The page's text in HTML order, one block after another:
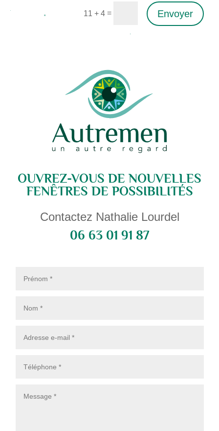
11 + 4= Envoyer
OUVREZ-VOUS DE NOUVELLES
FENÊTRES DE POSSIBILITÉS
Contactez Nathalie Lourdel
06 63 01 91 87